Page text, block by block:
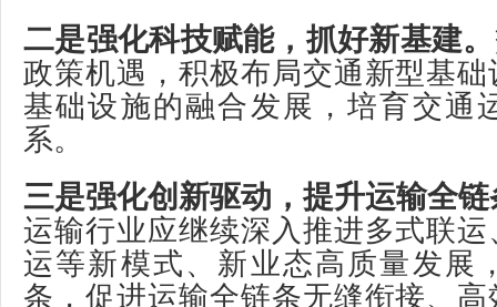
二是强化科技赋能，抓好新基建。
政策机遇，积极布局交通新型基
基础设施的融合发展，培育交通
系。
三是强化创新驱动，提升运输全
运输行业应继续深入推进多式联
运等新模式、新业态高质量发展
条，促进运输全链条无缝衔接、